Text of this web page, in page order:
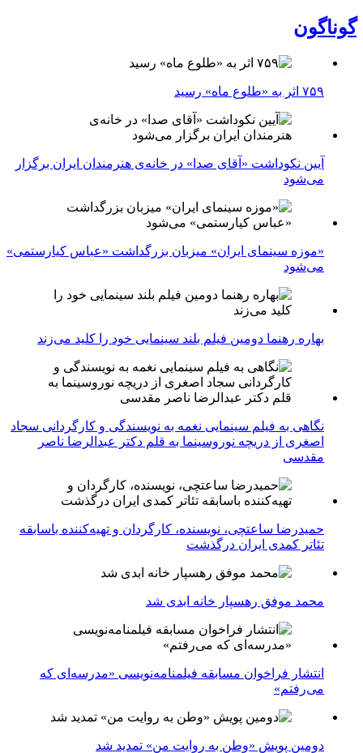
گوناگون
۷۵۹ اثر به «طلوع ماه» رسید
آیین نکوداشت «آقای صدا» در خانه‌ی هنرمندان ایران برگزار
می‌شود
«موزه سینمای ایران» میزبان بزرگداشت «عباس کیارستمی»
می‌شود
بهاره رهنما دومین فیلم بلند سینمایی خود را کلید می‌زند
نگاهی به فیلم سینمایی نغمه به نویسندگی و کارگردانی سجاد
اصغری از دریچه نوروسینما به قلم دکتر عبدالرضا ناصر
مقدسی
حمیدرضا ساعتچی، نویسنده، کارگردان و تهیه‌کننده باسابقه
تئاتر کمدی ایران درگذشت
محمد موفق رهسپار خانه ابدی شد
انتشار فراخوان مسابقه فیلمنامه‌نویسی «مدرسه‌ای که
می‌رفتم»
دومین پویش «وطن به روایت من» تمدید شد